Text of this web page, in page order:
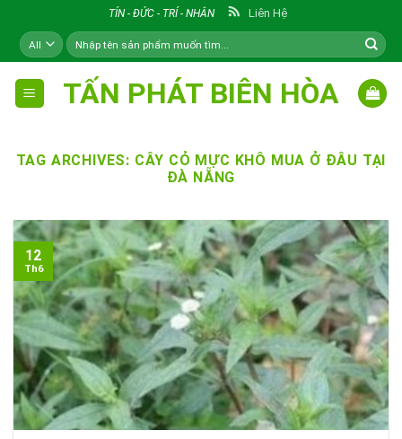
content
TÍN - ĐỨC - TRÍ - NHÂN Liên Hệ
Tìm
kiếm:
TẤN PHÁT BIÊN HÒA
TAG ARCHIVES: CÂY CỎ MỰC KHÔ MUA Ở ĐÂU TẠI
ĐÀ NẴNG
12
Th6